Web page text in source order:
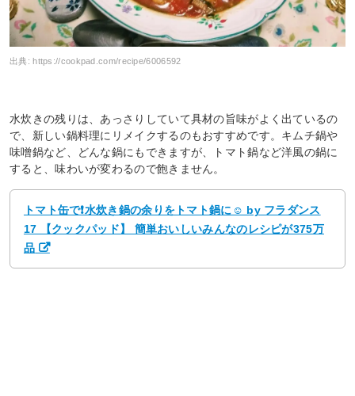
出典: https://cookpad.com/recipe/6006592
水炊きの残りは、あっさりしていて具材の旨味がよく出ているの
で、新しい鍋料理にリメイクするのもおすすめです。キムチ鍋や
味噌鍋など、どんな鍋にもできますが、トマト鍋など洋風の鍋に
すると、味わいが変わるので飽きません。
トマト缶で❗水炊き鍋の余りをトマト鍋に☺ by フラダンス
17 【クックパッド】 簡単おいしいみんなのレシピが375万
品